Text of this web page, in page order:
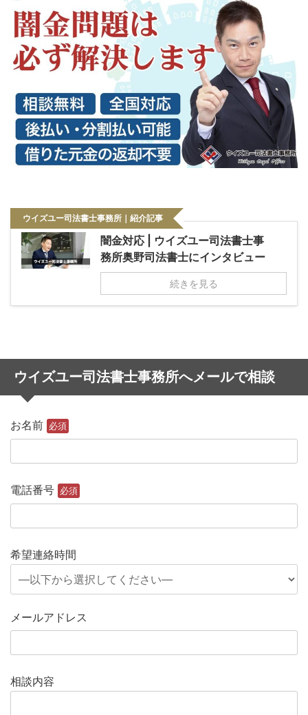
ウイズユー司法書士事務所｜紹介記事
闇金対応 | ウイズユー司法書士事
務所奥野司法書士にインタビュー
続きを見る
ウイズユー司法書士事務所へメールで相談
お名前 必須
電話番号 必須
希望連絡時間
メールアドレス
相談内容